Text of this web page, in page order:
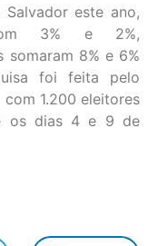
este ano,
3% e 2%,
somaram 8% e 6%
foi feita pelo
1.200 eleitores
os dias 4 e 9 de